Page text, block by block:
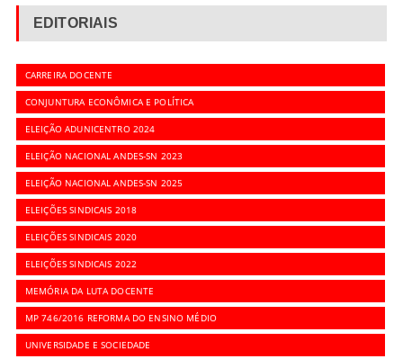
EDITORIAIS
CARREIRA DOCENTE
CONJUNTURA ECONÔMICA E POLÍTICA
ELEIÇÃO ADUNICENTRO 2024
ELEIÇÃO NACIONAL ANDES-SN 2023
ELEIÇÃO NACIONAL ANDES-SN 2025
ELEIÇÕES SINDICAIS 2018
ELEIÇÕES SINDICAIS 2020
ELEIÇÕES SINDICAIS 2022
MEMÓRIA DA LUTA DOCENTE
MP 746/2016 REFORMA DO ENSINO MÉDIO
UNIVERSIDADE E SOCIEDADE